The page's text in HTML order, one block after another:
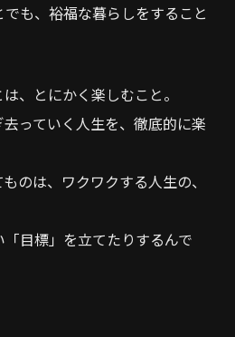
も、裕福な暮らしをすること
、とにかく楽しむこと。
っていく人生を、徹底的に楽
のは、ワクワクする人生の、
目標」を立てたりするんで